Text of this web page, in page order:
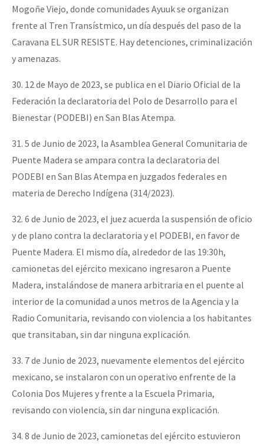
Mogoñe Viejo, donde comunidades Ayuuk se organizan
frente al Tren Transístmico, un día después del paso de la
Caravana EL SUR RESISTE. Hay detenciones, criminalización
y amenazas.
30. 12 de Mayo de 2023, se publica en el Diario Oficial de la
Federación la declaratoria del Polo de Desarrollo para el
Bienestar (PODEBI) en San Blas Atempa.
31. 5 de Junio de 2023, la Asamblea General Comunitaria de
Puente Madera se ampara contra la declaratoria del
PODEBI en San Blas Atempa en juzgados federales en
materia de Derecho Indígena (314/2023).
32. 6 de Junio de 2023, el juez acuerda la suspensión de oficio
y de plano contra la declaratoria y el PODEBI, en favor de
Puente Madera. El mismo día, alrededor de las 19:30h,
camionetas del ejército mexicano ingresaron a Puente
Madera, instalándose de manera arbitraria en el puente al
interior de la comunidad a unos metros de la Agencia y la
Radio Comunitaria, revisando con violencia a los habitantes
que transitaban, sin dar ninguna explicación.
33. 7 de Junio de 2023, nuevamente elementos del ejército
mexicano, se instalaron con un operativo enfrente de la
Colonia Dos Mujeres y frente a la Escuela Primaria,
revisando con violencia, sin dar ninguna explicación.
34. 8 de Junio de 2023, camionetas del ejército estuvieron